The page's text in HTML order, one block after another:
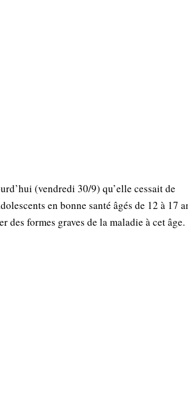
(vendredi 30/9) qu’elle cessait de
en bonne santé âgés de 12 à 17
formes graves de la maladie à cet âge.